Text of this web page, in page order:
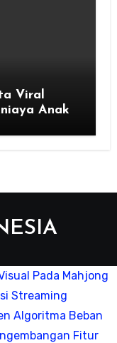
Viral
Anak
Pada Mahjong
Streaming
Algoritma Beban
Fitur